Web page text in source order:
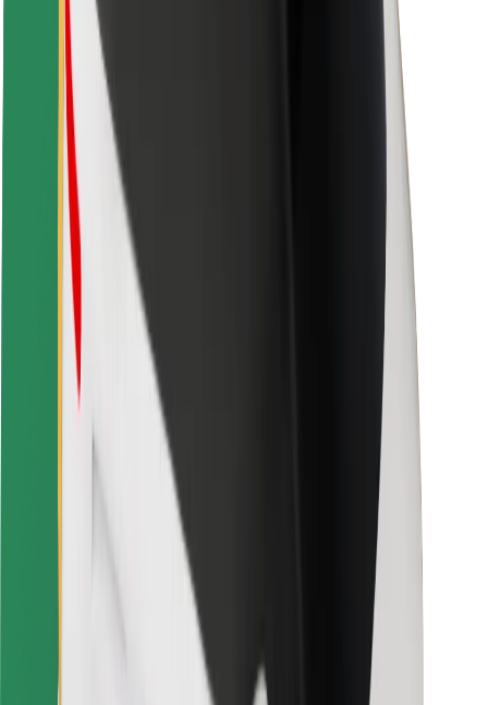
Sécurité des passagers
Sécurité des chauffeurs
Sécurité à trottinette
Safety Lab
Villes
Emplacements
Solutions pour les villes
Aéroports
Stations de charge Bolt
Support
Pour les passagers
Pour les chauffeurs
Pour les livreurs
Pour les propriétaires de flotte
Pour les restaurants
Bolt for Business